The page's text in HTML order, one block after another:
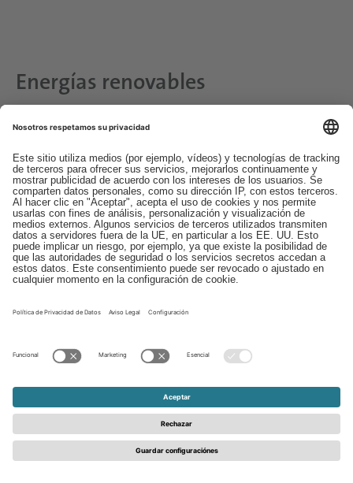
Energías renovables
En nuestras 14 plantas de producción, utilizamos
máquinas de impresión, impregnación y lacado para
fabricar decors de alta calidad, así como superficies
técnicas y decorativas. Como estos procesos
requieren naturalmente un consumo intensivo de
energía, contar con una infraestructura energética
preparada para el futuro y con costos previsibles es
de gran importancia estratégica.
constante nuestra propia generación de energía
combustibles fósiles no solo beneficia al medio
ambiente, sino que también hace que nuestras
plantas sean menos dependientes de las
fluctuaciones de los precios de la energía y del